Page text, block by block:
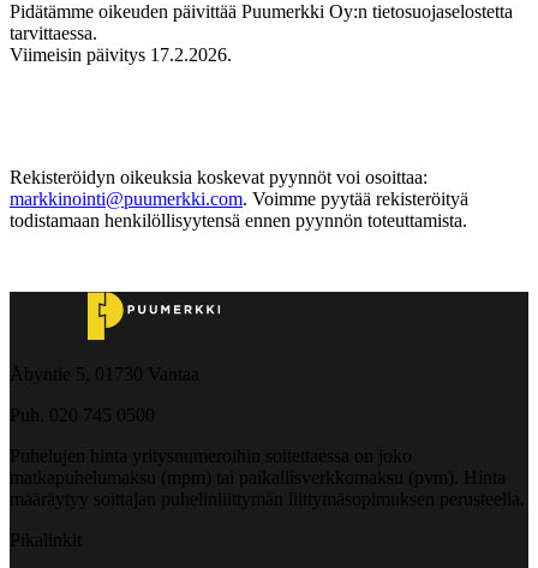
Pidätämme oikeuden päivittää Puumerkki Oy:n tietosuojaselostetta
tarvittaessa.
Viimeisin päivitys 17.2.2026.
Rekisteröidyn oikeuksia koskevat pyynnöt voi osoittaa:
markkinointi@puumerkki.com. Voimme pyytää rekisteröityä
todistamaan henkilöllisyytensä ennen pyynnön toteuttamista.
Åbyntie 5, 01730 Vantaa
Puh. 020 745 0500
Puhelujen hinta yritysnumeroihin soitettaessa on joko
matkapuhelumaksu (mpm) tai paikallisverkkomaksu (pvm). Hinta
määräytyy soittajan puhelinliittymän liittymäsopimuksen perusteella.
Pikalinkit